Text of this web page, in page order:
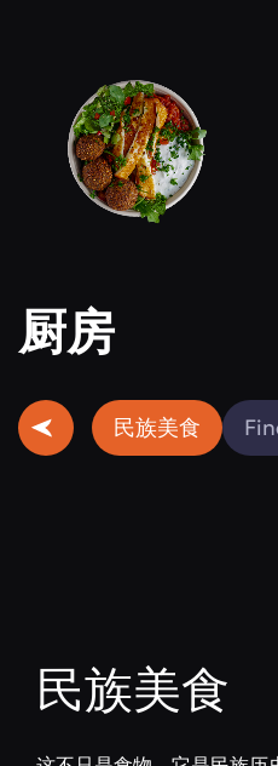
厨房
民族美食
民族美食